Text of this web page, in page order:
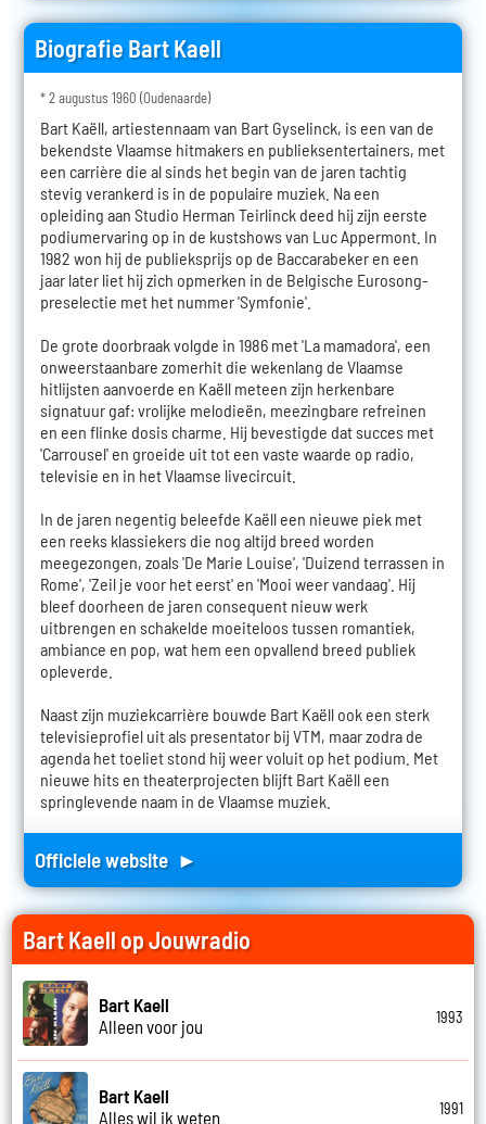
Biografie Bart Kaell
* 2 augustus 1960 (Oudenaarde)
Bart Kaëll, artiestennaam van Bart Gyselinck, is een van de
bekendste Vlaamse hitmakers en publieksentertainers, met
een carrière die al sinds het begin van de jaren tachtig
stevig verankerd is in de populaire muziek. Na een
opleiding aan Studio Herman Teirlinck deed hij zijn eerste
podiumervaring op in de kustshows van Luc Appermont. In
1982 won hij de publieksprijs op de Baccarabeker en een
jaar later liet hij zich opmerken in de Belgische Eurosong-
preselectie met het nummer 'Symfonie'.
De grote doorbraak volgde in 1986 met 'La mamadora', een
onweerstaanbare zomerhit die wekenlang de Vlaamse
hitlijsten aanvoerde en Kaëll meteen zijn herkenbare
signatuur gaf: vrolijke melodieën, meezingbare refreinen
en een flinke dosis charme. Hij bevestigde dat succes met
'Carrousel' en groeide uit tot een vaste waarde op radio,
televisie en in het Vlaamse livecircuit.
In de jaren negentig beleefde Kaëll een nieuwe piek met
een reeks klassiekers die nog altijd breed worden
meegezongen, zoals 'De Marie Louise', 'Duizend terrassen in
Rome', 'Zeil je voor het eerst' en 'Mooi weer vandaag'. Hij
bleef doorheen de jaren consequent nieuw werk
uitbrengen en schakelde moeiteloos tussen romantiek,
ambiance en pop, wat hem een opvallend breed publiek
opleverde.
Naast zijn muziekcarrière bouwde Bart Kaëll ook een sterk
televisieprofiel uit als presentator bij VTM, maar zodra de
agenda het toeliet stond hij weer voluit op het podium. Met
nieuwe hits en theaterprojecten blijft Bart Kaëll een
springlevende naam in de Vlaamse muziek.
Officiele website ►
Bart Kaell op Jouwradio
Bart Kaell
Alleen voor jou
1993
Bart Kaell
Alles wil ik weten
1991